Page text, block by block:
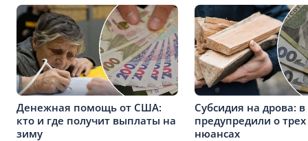
Денежная помощь от США:
кто и где получит выплаты на
зиму
Субсидия на дрова:
предупредили о
нюансах